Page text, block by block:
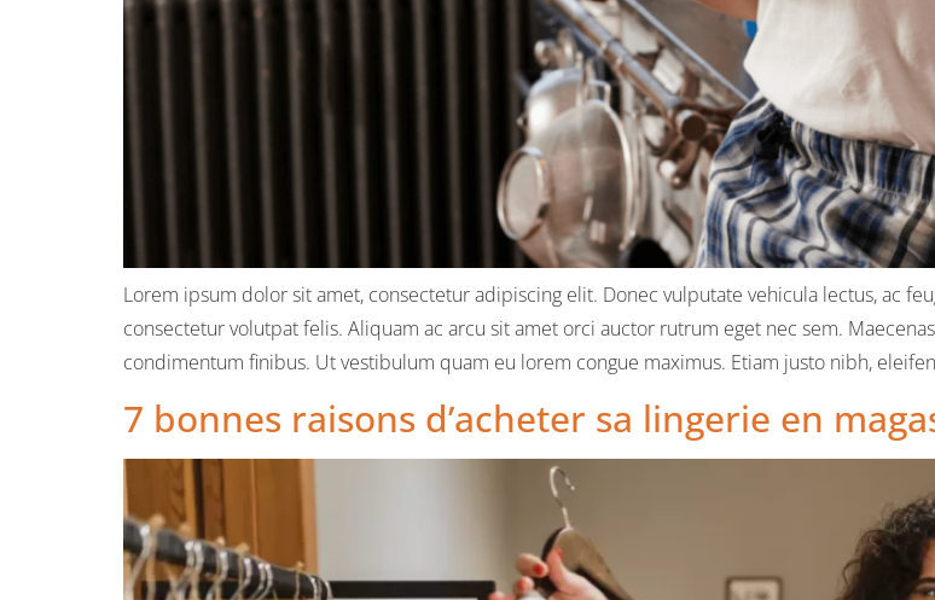
Lorem ipsum dolor sit amet, consectetur adipiscing elit. Donec vulputate vehicula lectus, ac
consectetur volutpat felis. Aliquam ac arcu sit amet orci auctor rutrum eget nec sem.
condimentum finibus. Ut vestibulum quam eu lorem congue maximus. Etiam justo nibh,
7 bonnes raisons d’acheter sa lingerie en